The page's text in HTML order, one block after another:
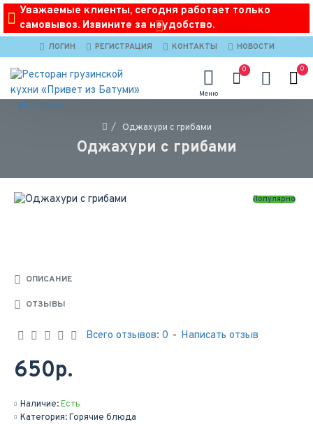
Уважаемые клиенты, сегодня работает только
самовывоз. Извините за неудобство.
ЛОГИН РЕГИСТРАЦИЯ КОНТАКТЫ НОВОСТИ
0 0
Оджахури с грибами
Оджахури с грибами
Популярно
ОПИСАНИЕ
ОТЗЫВЫ
Наличие:Есть
Категория:Горячие блюда
Всего отзывов: 0 - Написать отзыв
650р.